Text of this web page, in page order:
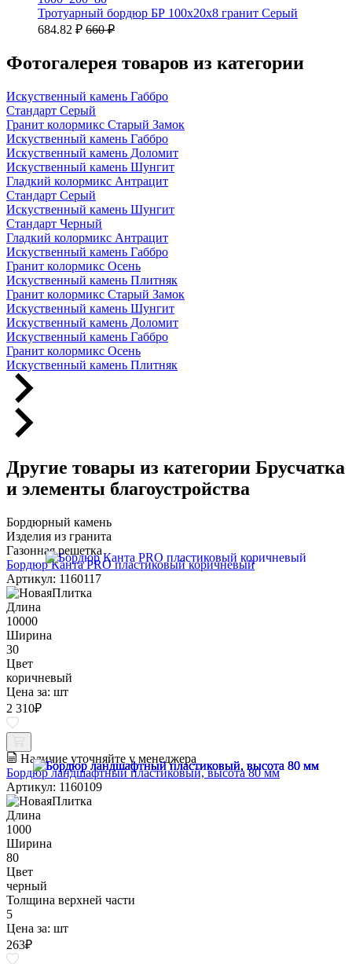
Тротуарный бордюр БР 100х20х8 гранит Серый
684.82 ₽ 660 ₽
Фотогалерея товаров из категории
Искуственный камень Габбро
Стандарт Серый
Гранит колормикс Старый Замок
Искуственный камень Габбро
Искуственный камень Доломит
Искуственный камень Шунгит
Гладкий колормикс Антрацит
Стандарт Серый
Искуственный камень Шунгит
Стандарт Черный
Гладкий колормикс Антрацит
Искуственный камень Габбро
Гранит колормикс Осень
Искуственный камень Плитняк
Гранит колормикс Старый Замок
Искуственный камень Шунгит
Искуственный камень Доломит
Искуственный камень Габбро
Гранит колормикс Осень
Искуственный камень Плитняк
Другие товары из категории Брусчатка
и элементы благоустройства
Бордюрный камень
Изделия из гранита
Газонная решетка
Бордюр Канта PRO пластиковый коричневый
Артикул: 1160117
Длина
10000
Ширина
30
Цвет
коричневый
Цена за: шт
2 310₽
Наличие уточняйте у менеджера
Бордюр ландшафтный пластиковый, высота 80 мм
Артикул: 1160109
Длина
1000
Ширина
80
Цвет
черный
Толщина верхней части
5
Цена за: шт
263₽